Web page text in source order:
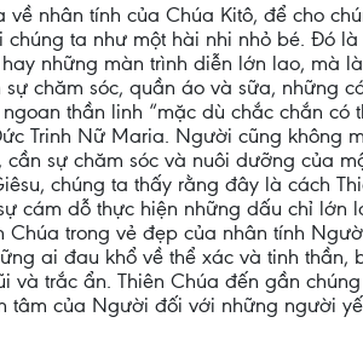
nhân tính của Chúa Kitô, để cho
ta như một hài nhi nhỏ bé. Đó
những màn trình diễn lớn lao, mà
chăm sóc, quần áo và sữa, những
thần linh “mặc dù chắc chắn có
Trinh Nữ Maria. Người cũng không
sự chăm sóc và nuôi dưỡng của
chúng ta thấy rằng đây là cách
cám dỗ thực hiện những dấu chỉ
trong vẻ đẹp của nhân tính
ai đau khổ về thể xác và tinh
trắc ẩn. Thiên Chúa đến gần
của Người đối với những người